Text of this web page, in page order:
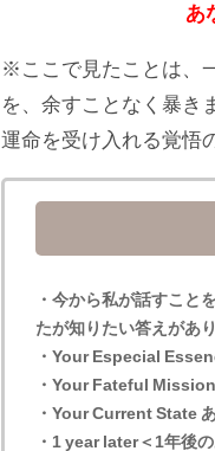
あ
※ここで見たことは、
を、余すことなく暴き
運命を受け入れる覚悟
・今から私が話すこと
たが知りたい答えがあり
・Your Especial
・Your Fateful
・Your Current State
・1 year later＜1年後